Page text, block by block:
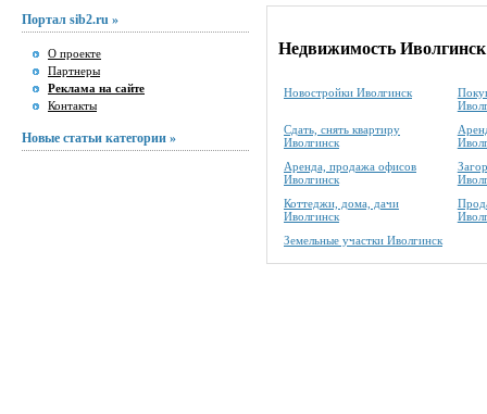
Портал sib2.ru »
О проекте
Партнеры
Реклама на сайте
Контакты
Новые статьи категории »
Недвижимость Иволгинск
Новостройки Иволгинск
Сдать, снять квартиру
Иволгинск
Аренда, продажа офисов
Иволгинск
Коттеджи, дома, дачи
Иволгинск
Земельные участки Иволгинск